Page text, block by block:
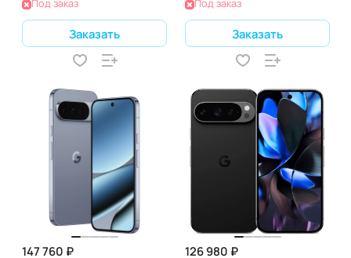
Под заказ
Заказать
Под заказ
Заказать
147 760 ₽
126 980 ₽